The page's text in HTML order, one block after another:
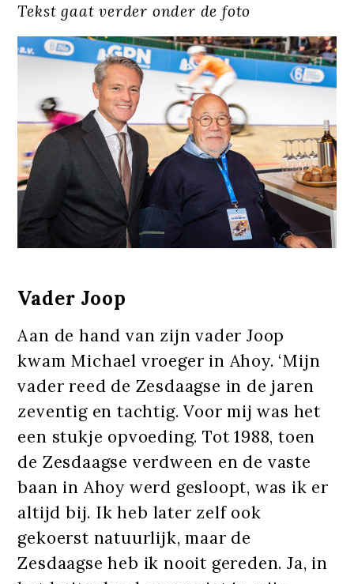
Tekst gaat verder onder de foto
Vader Joop
Aan de hand van zijn vader Joop
kwam Michael vroeger in Ahoy. ‘Mijn
vader reed de Zesdaagse in de jaren
zeventig en tachtig. Voor mij was het
een stukje opvoeding. Tot 1988, toen
de Zesdaagse verdween en de vaste
baan in Ahoy werd gesloopt, was ik er
altijd bij. Ik heb later zelf ook
gekoerst natuurlijk, maar de
Zesdaagse heb ik nooit gereden. Ja, in